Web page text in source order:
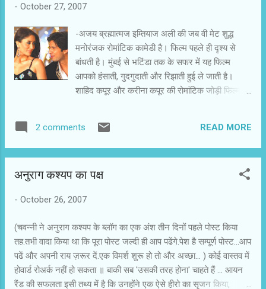
बेइंतहा प्यार करता है। बीवी को वापस लाने के लिए वह
से उसकी जिंदगी और लत को बाबा बंगाली नियंत्रित करते
हैं। इसके बाद एक ऐसा रूपक बनता है, जिसमें हम इस
संसार में रिश्तों की विदू्रपताओं को देखते हैं। स्वार्थ के
वशीभूत दोस्त भी कितने क्रूर और खतरनाक हो सकते
हैं। फिल्म के अंत में हम देखते हैं कि के भी उसी विद्रूपता
- October 27, 2007
-अजय ब्रह्मात्मज इम्तियाज अली की जब वी मेट शुद्ध
मनोरंजक रोमांटिक कामेडी है। फिल्म पहले ही दृश्य से
बांधती है। मुंबई से भटिंडा तक के सफर में यह फिल्म
आपको हंसाती, गुदगुदाती और रिझाती हुई ले जाती है।
शाहिद कपूर और करीना कपूर की रोमांटिक जोड़ी फिल्म का
निकल जाता है। उसका यह निष्क्रमण गौतम बुद्ध की तरह
नहीं है। वस्तुत: वह अपनी जिम्मेदारियों से पलायन करता
है। बक-बक करने में माहिर गीत के दिल से खुशी लगातार
आमादा गीत अपनी मुश्किलों में आदित्य को ऐसा फंसाती है
पर दिलवाले दुल्हनिया ले जाएंगे का भारतीय और अल्प बजट
संस्करण है। मुंबई से मध्यप्रदेश, फिर राजस्थान और
पंजाब होते हुए हिमाचल तक की यात्रा में हम विभिन्न प्रसंगों
में ऐसे दृश्य देखते हैं, जो मुंबई फिल्म इंडस्ट्री के फिल्मकारों
2 comments READ MORE
अनुराग कश्यप का पक्ष
- October 26, 2007
(चवन्नी ने अनुराग कश्यप के ब्लॉग का एक अंश तीन दिनों पहले पोस्ट किया
तह.तभी वादा किया था कि पूरा पोस्ट जल्दी ही आप पढेंगे.पेश है सम्पूर्ण पोस्ट...आप
पढें और अपनी राय ज़रूर दें.एक विमर्श शुरू हो तो और अच्छा... ) कोई वास्तव में
होवार्ड रोअर्क नहीं हो सकता ॥ बाकी सब 'उसकी तरह होना' चाहते हैं … आयन
रैंड की सफलता इसी तथ्य में है कि उनहोंने एक ऐसे हीरो का सृजन किया,